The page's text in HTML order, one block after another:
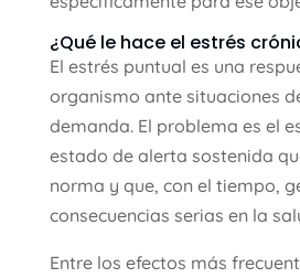
¿Qué le hace el estrés
El estrés puntual es una
organismo ante situaciones
demanda. El problema es el
estado de alerta sostenida
norma y que, con el tiempo,
consecuencias serias en la
Entre los efectos más